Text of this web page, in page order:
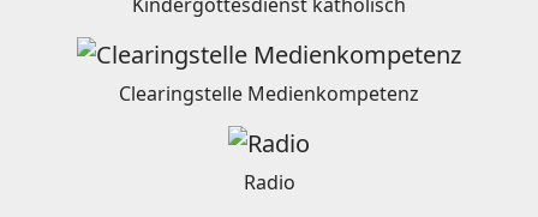
Kindergottesdienst katholisch
Clearingstelle Medienkompetenz
Radio